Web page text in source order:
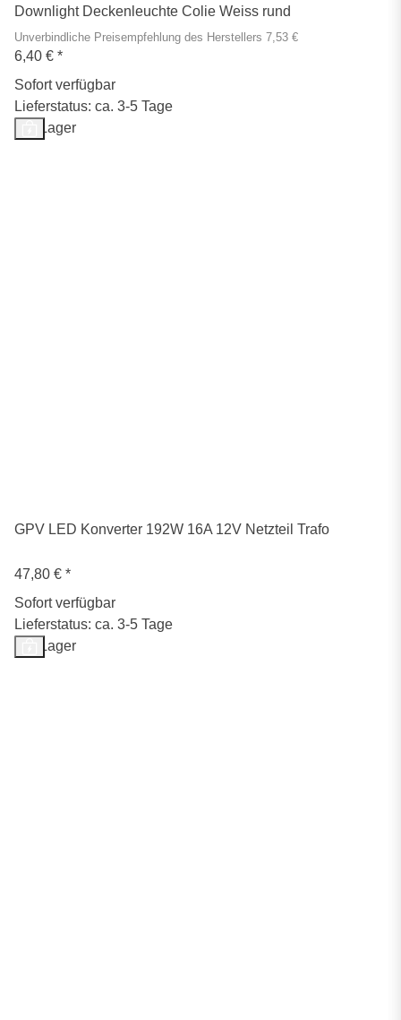
Downlight Deckenleuchte Colie Weiss rund
Unverbindliche Preisempfehlung des Herstellers 7,53 €
6,40 € *
Sofort verfügbar
Lieferstatus: ca. 3-5 Tage
Auf Lager
GPV LED Konverter 192W 16A 12V Netzteil Trafo
47,80 € *
Sofort verfügbar
Lieferstatus: ca. 3-5 Tage
Auf Lager